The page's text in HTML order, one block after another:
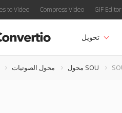
to Video Compress Video GIF Editor
تحويل
محول الصوتيات محول SOU